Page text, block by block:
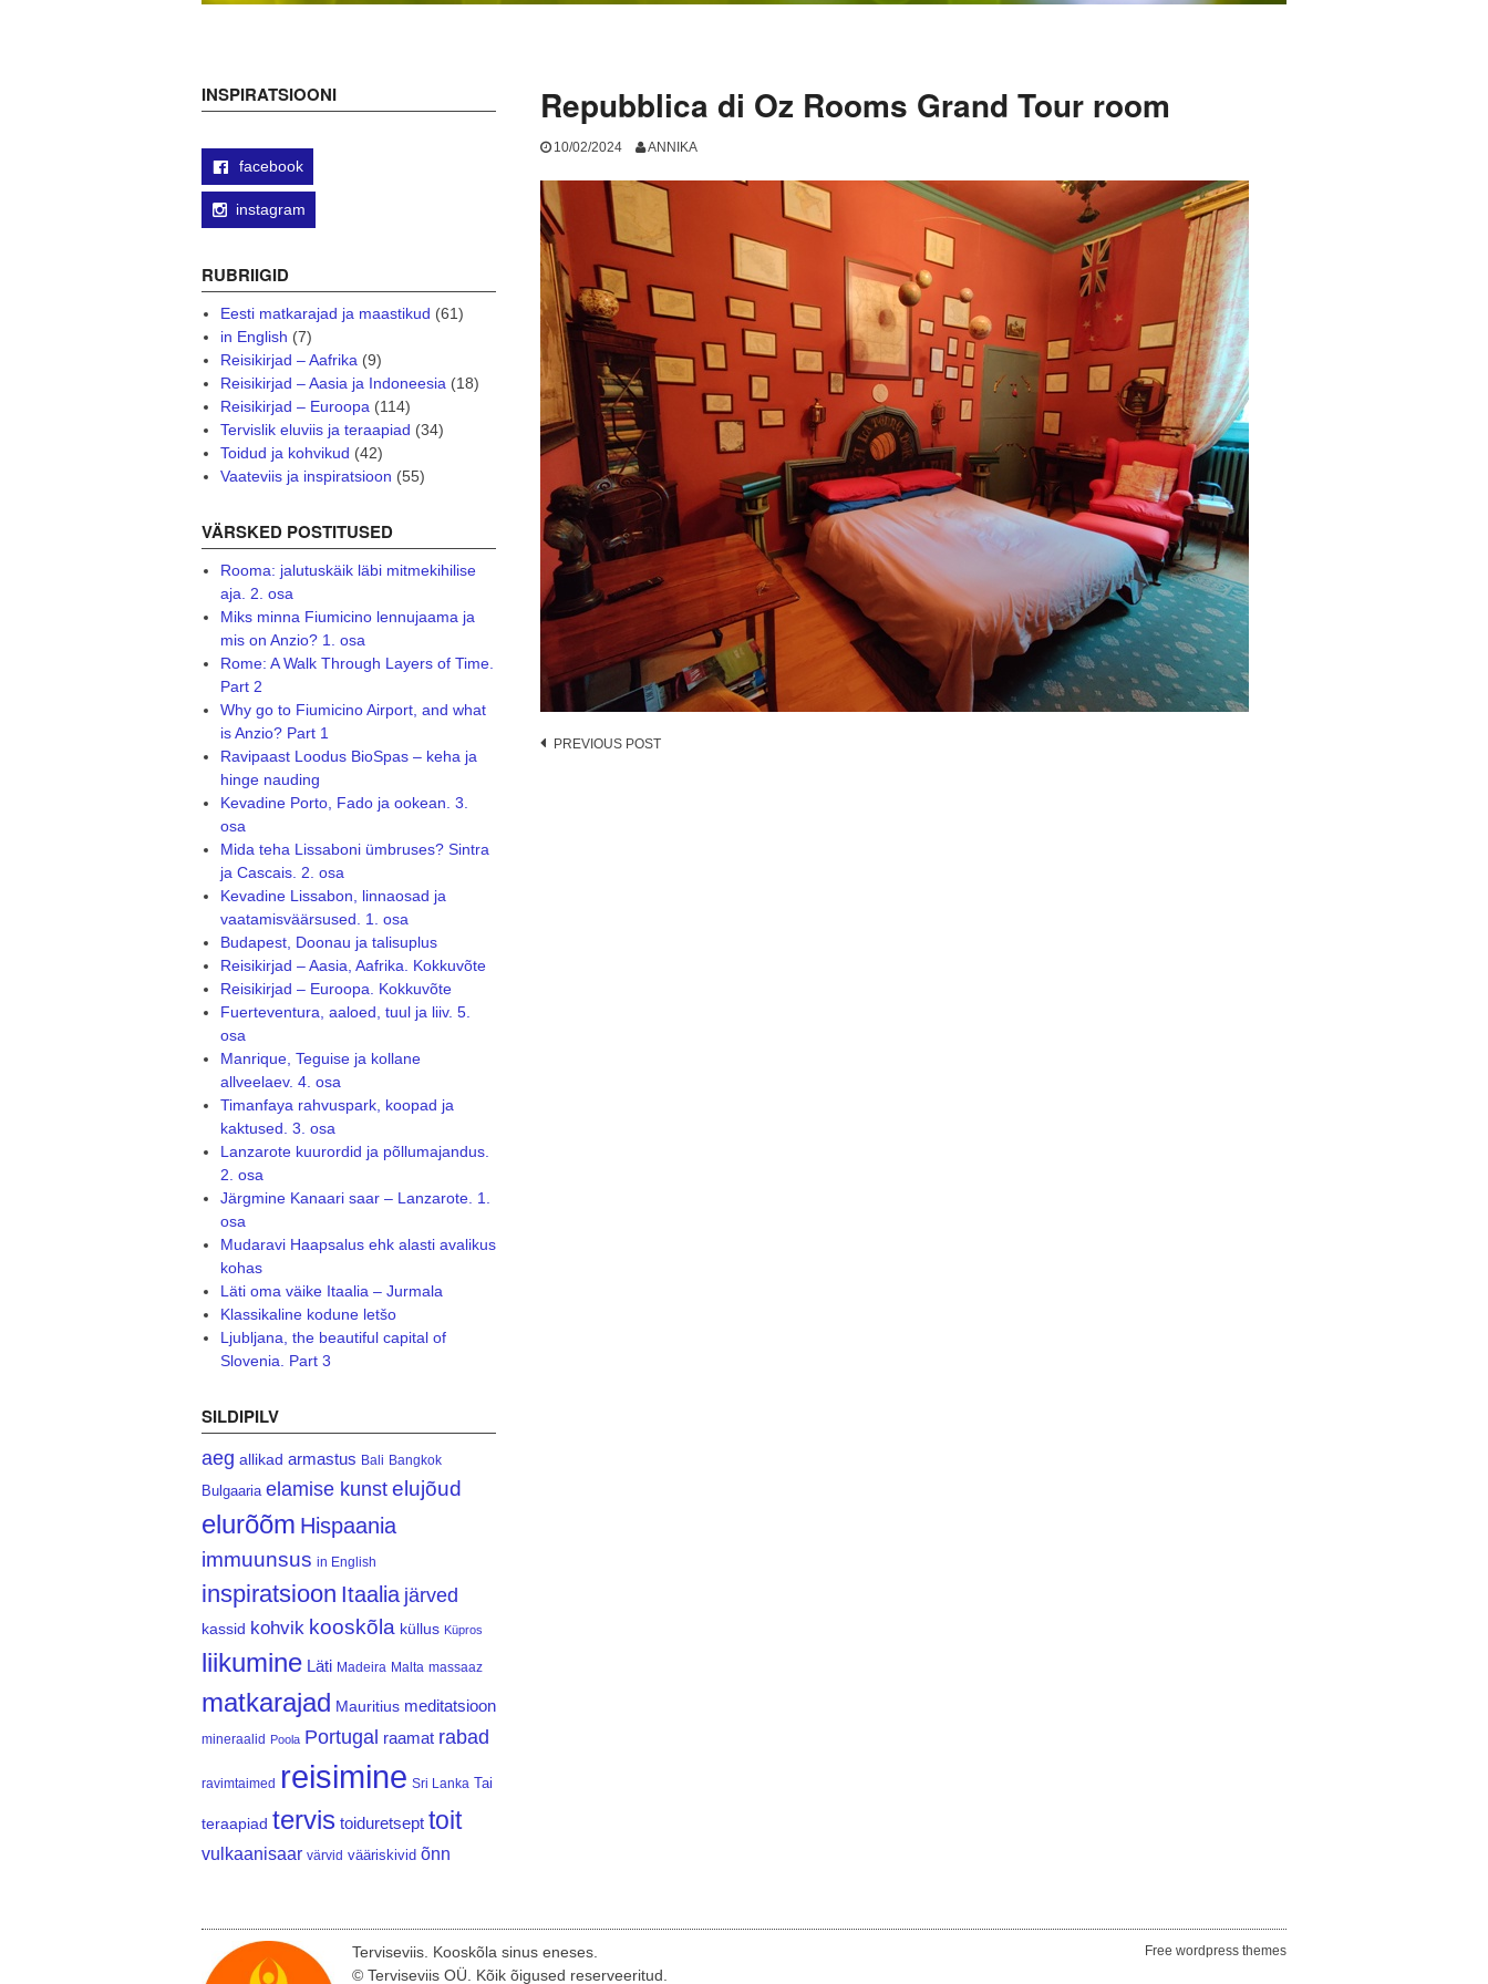
Repubblica di Oz Rooms Grand Tour room
10/02/2024 ANNIKA
Post
PREVIOUS POST
INSPIRATSIOONI
facebook
instagram
RUBRIIGID
Eesti matkarajad ja maastikud (61)
in English (7)
Reisikirjad – Aafrika(9)
Reisikirjad – Aasia ja Indoneesia(18)
Reisikirjad – Euroopa(114)
Tervislik eluviis ja teraapiad (34)
Toidud ja kohvikud (42)
Vaateviis ja inspiratsioon (55)
VÄRSKED POSTITUSED
Rooma: jalutuskäik läbi mitmekihilise
aja. 2. osa
Miks minna Fiumicino lennujaama ja
mis on Anzio? 1. osa
Rome: A Walk Through Layers of Time.
Part 2
Why go to Fiumicino Airport, and what
is Anzio? Part 1
Ravipaast Loodus BioSpas – keha ja
hinge nauding
Kevadine Porto, Fado ja ookean. 3.
osa
Mida teha Lissaboni ümbruses? Sintra
ja Cascais. 2. osa
Kevadine Lissabon, linnaosad ja
vaatamisväärsused. 1. osa
Budapest, Doonau ja talisuplus
Reisikirjad – Aasia, Aafrika. Kokkuvõte
Reisikirjad – Euroopa. Kokkuvõte
Fuerteventura, aaloed, tuul ja liiv. 5.
osa
Manrique, Teguise ja kollane
allveelaev. 4. osa
Timanfaya rahvuspark, koopad ja
kaktused. 3. osa
Lanzarote kuurordid ja põllumajandus.
2. osa
Järgmine Kanaari saar – Lanzarote. 1.
osa
Mudaravi Haapsalus ehk alasti avalikus
kohas
Läti oma väike Itaalia – Jurmala
Klassikaline kodune letšo
Ljubljana, the beautiful capital of
Slovenia. Part 3
SILDIPILV
aeg allikad armastus Bali Bangkok
Bulgaaria elamise kunst elujõud
elurõõm Hispaania
immuunsus in English
inspiratsioon Itaalia järved
kassid kohvik kooskõla küllus Küpros
liikumine Läti Madeira Malta massaaz
matkarajad Mauritius meditatsioon
mineraalid Poola Portugal raamat rabad
ravimtaimed reisimine Sri Lanka Tai
teraapiad tervis toiduretsept toit
vulkaanisaar värvid vääriskivid õnn
Terviseviis. Kooskõla sinus eneses.
© Terviseviis OÜ. Kõik õigused reserveeritud.
Free wordpress themes